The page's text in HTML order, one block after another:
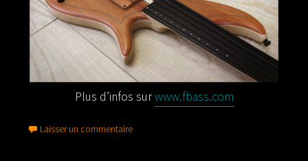
Plus d’infos surwww.fbass.com
Laisser un commentaire